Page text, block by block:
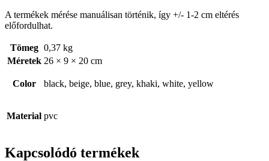
A termékek mérése manuálisan történik, így +/- 1-2 cm eltérés
előfordulhat.
Tömeg 0,37 kg
Méretek 26 × 9 × 20 cm
Color black, beige, blue, grey, khaki, white, yellow
Material pvc
Kapcsolódó termékek